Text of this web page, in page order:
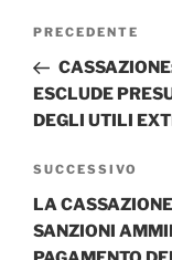
Navigazione
Articolo
precedente:
PRECEDENTE
ESCLUDE
DEGLI UTILI
Articolo
successivo
SUCCESSIVO
LA
SANZIONI